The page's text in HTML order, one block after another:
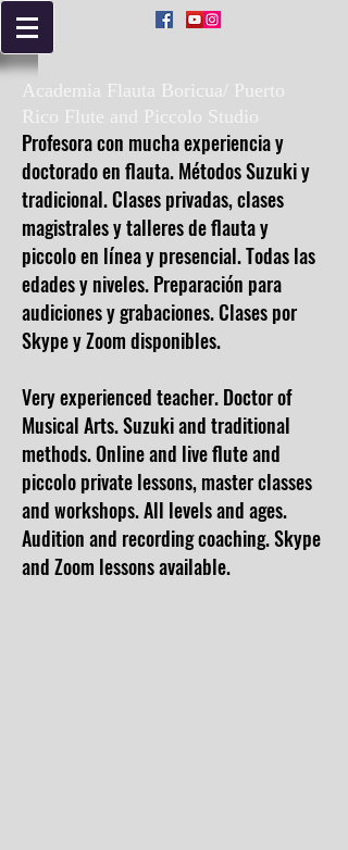
Academia Flauta Boricua/ Puerto
Rico Flute and Piccolo Studio
Profesora con mucha experiencia y
doctorado en flauta. Métodos Suzuki y
tradicional. Clases privadas, clases
magistrales y talleres de flauta y
piccolo en línea y presencial. Todas las
edades y niveles. Preparación para
audiciones y grabaciones. Clases por
Skype y Zoom disponibles.
Very experienced teacher. Doctor of
Musical Arts. Suzuki and traditional
methods. Online and live flute and
piccolo private lessons, master classes
and workshops. All levels and ages.
Audition and recording coaching. Skype
and Zoom lessons available.
>